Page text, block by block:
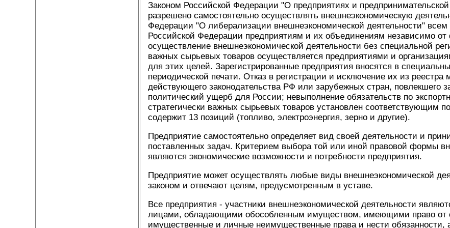
Законом Российской Федерации "О предприятиях и
разрешено самостоятельно осуществлять внешнеэкономическую
Федерации "О либерализации внешнеэкономической деятельности" всем
Российской Федерации предприятиям и их объединениям независимо
осуществление внешнеэкономической деятельности без специальной
важных сырьевых товаров осуществляется предприятиями и
для этих целей. Зарегистрированные предприятия вносятся в
периодической печати. Отказ в регистрации и исключение их из
действующего законодательства РФ или зарубежных стран, повлекшего
политический ущерб для России; невыполнение обязательств по
стратегически важных сырьевых товаров установлен соответствующим
содержит 13 позиций (топливо, электроэнергия, зерно и другие).
Предприятие самостоятельно определяет вид своей деятельности и
поставленных задач. Критерием выбора той или иной правовой формы
являются экономические возможности и потребности предприятия.
Предприятие может осуществлять любые виды внешнеэкономической
законом и отвечают целям, предусмотренным в уставе.
Все предприятия - участники внешнеэкономической деятельности
лицами, обладающими обособленным имуществом, имеющими право от
имущественные и личные неимущественные права и нести обязанности,